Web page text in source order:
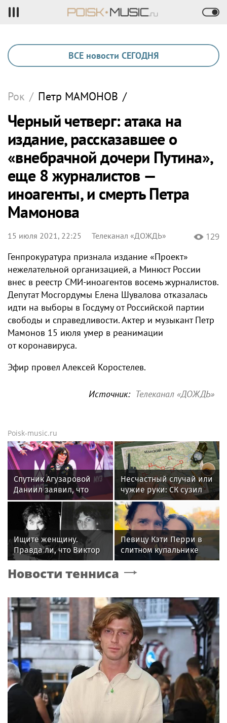
ВСЕ новости СЕГОДНЯ
Рок / Петр МАМОНОВ /
Черный четверг: атака на
издание, рассказавшее о
«внебрачной дочери Путина»,
еще 8 журналистов —
иноагенты, и смерть Петра
Мамонова
15 июля 2021, 22:25 Телеканал «ДОЖДЬ» 129
Генпрокуратура признала издание «Проект»
нежелательной организацией, а Минюст России
внес в реестр СМИ-иноагентов восемь журналистов.
Депутат Мосгордумы Елена Шувалова отказалась
идти на выборы в Госдуму от Российской партии
свободы и справедливости. Актер и музыкант Петр
Мамонов 15 июля умер в реанимации
от коронавируса.
Эфир провел Алексей Коростелев.
Источник: Телеканал «ДОЖДЬ»
Poisk-music.ru
Спутник Агузаровой
Даниил заявил, что
решал рабочие
вопросы с певицей в
отеле
Несчастный случай или
чужие руки: СК сузил
загадку Усольцевых до
двух версий
Ищите женщину.
Правда ли, что Виктор
Цой был влюблен в
жену Майка Науменко?
Певицу Кэти Перри в
слитном купальнике
подловили на пляже с
Трюдо
Новости тенниса